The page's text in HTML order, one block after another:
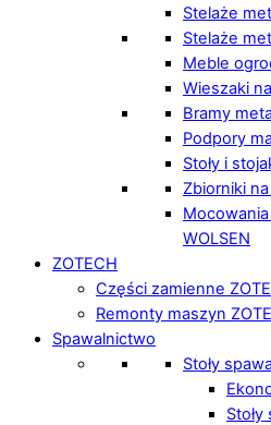
Stelaże
Stelaże
Meble
Wieszaki
Bramy
Podpory
Stoły i
Zbiorniki
WOLSEN
ZOTECH
Części zamienne
Remonty maszyn
Spawalnictwo
Stoły